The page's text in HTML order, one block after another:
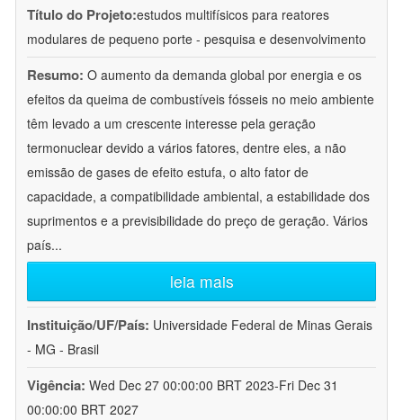
Título do Projeto:estudos multifísicos para reatores
modulares de pequeno porte - pesquisa e desenvolvimento
Resumo: O aumento da demanda global por energia e os
efeitos da queima de combustíveis fósseis no meio ambiente
têm levado a um crescente interesse pela geração
termonuclear devido a vários fatores, dentre eles, a não
emissão de gases de efeito estufa, o alto fator de
capacidade, a compatibilidade ambiental, a estabilidade dos
suprimentos e a previsibilidade do preço de geração. Vários
país...
leia mais
Instituição/UF/País: Universidade Federal de Minas Gerais
- MG - Brasil
Vigência: Wed Dec 27 00:00:00 BRT 2023-Fri Dec 31
00:00:00 BRT 2027